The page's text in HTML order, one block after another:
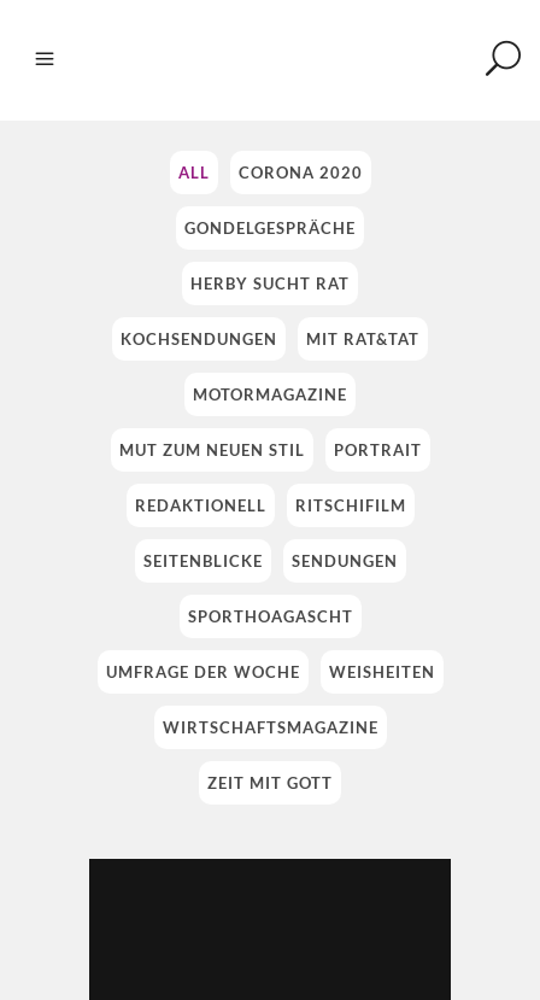
ALL CORONA 2020
GONDELGESPRÄCHE
HERBY SUCHT RAT
KOCHSENDUNGEN MIT RAT&TAT
MOTORMAGAZINE
MUT ZUM NEUEN STIL PORTRAIT
REDAKTIONELL RITSCHIFILM
SEITENBLICKE SENDUNGEN
SPORTHOAGASCHT
UMFRAGE DER WOCHE WEISHEITEN
WIRTSCHAFTSMAGAZINE
ZEIT MIT GOTT